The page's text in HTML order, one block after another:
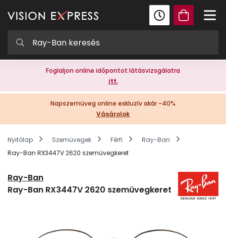
Foglaljon online időpontot látásvizsgálatra
itt.
Napszemüveg online exkluzív akár -40%
Vásárolok
Nyitólap Szemüvegek Férfi
Ray-Ban
Ray-Ban RX3447V 2620 szemüvegkeret
Ray-Ban
Ray-Ban RX3447V 2620 szemüvegkeret